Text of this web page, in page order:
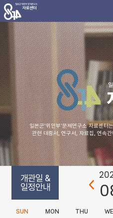
주
메
뉴
바
로
가
기
본
문
바
로
가
기
하
단
바
로
가
기
일본군‘위안부’문제연구소 자료센터
관련 대중서, 연구서, 자료집, 연속
개관일 &
일정안내
SUN MON THU